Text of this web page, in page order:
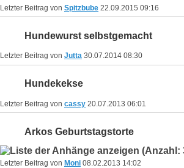
Letzter Beitrag von Spitzbube 22.09.2015 09:16
Hundewurst selbstgemacht
Letzter Beitrag von Jutta 30.07.2014 08:30
Hundekekse
Letzter Beitrag von cassy 20.07.2013 06:01
Arkos Geburtstagstorte
Letzter Beitrag von Moni 08.02.2013 14:02